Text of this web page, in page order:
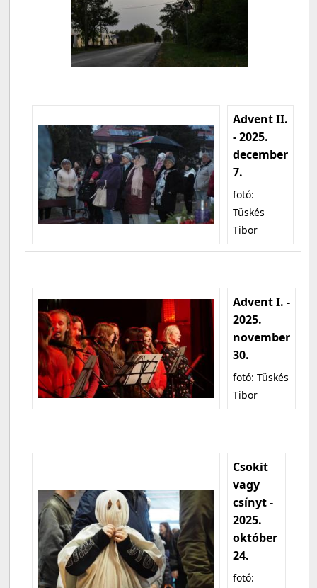
Advent II.
- 2025.
december
7.
fotó:
Tüskés
Tibor
Advent I. -
2025.
november
30.
fotó: Tüskés
Tibor
Csokit
vagy
csínyt -
2025.
október
24.
fotó: